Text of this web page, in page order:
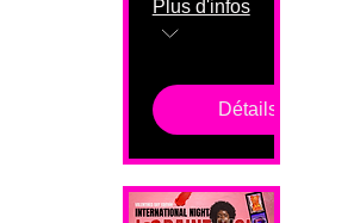
Plus d'infos
Détails